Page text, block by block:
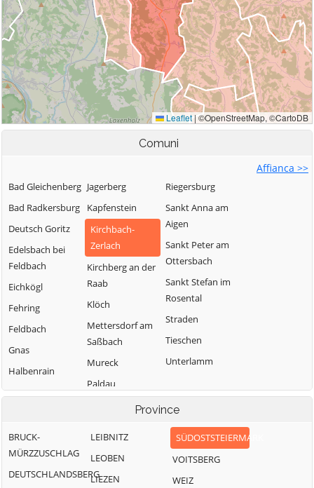
Comuni
Affianca >>
Bad Gleichenberg
Bad Radkersburg
Deutsch Goritz
Edelsbach bei
Feldbach
Eichkögl
Fehring
Feldbach
Gnas
Halbenrain
Jagerberg
Kapfenstein
Kirchbach-
Zerlach
Kirchberg an der
Raab
Klöch
Mettersdorf am
Saßbach
Mureck
Paldau
Pirching am
Riegersburg
Sankt Anna am
Aigen
Sankt Peter am
Ottersbach
Sankt Stefan im
Rosental
Straden
Tieschen
Unterlamm
Province
BRUCK-
MÜRZZUSCHLAG
DEUTSCHLANDSBERG
LEIBNITZ
LEOBEN
LIEZEN
SÜDOSTSTEIERMARK
VOITSBERG
WEIZ